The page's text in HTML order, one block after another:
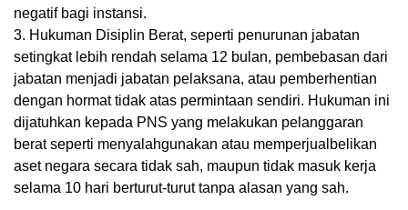
negatif bagi instansi.
3. Hukuman Disiplin Berat, seperti penurunan jabatan
setingkat lebih rendah selama 12 bulan, pembebasan dari
jabatan menjadi jabatan pelaksana, atau pemberhentian
dengan hormat tidak atas permintaan sendiri. Hukuman ini
dijatuhkan kepada PNS yang melakukan pelanggaran
berat seperti menyalahgunakan atau memperjualbelikan
aset negara secara tidak sah, maupun tidak masuk kerja
selama 10 hari berturut-turut tanpa alasan yang sah.